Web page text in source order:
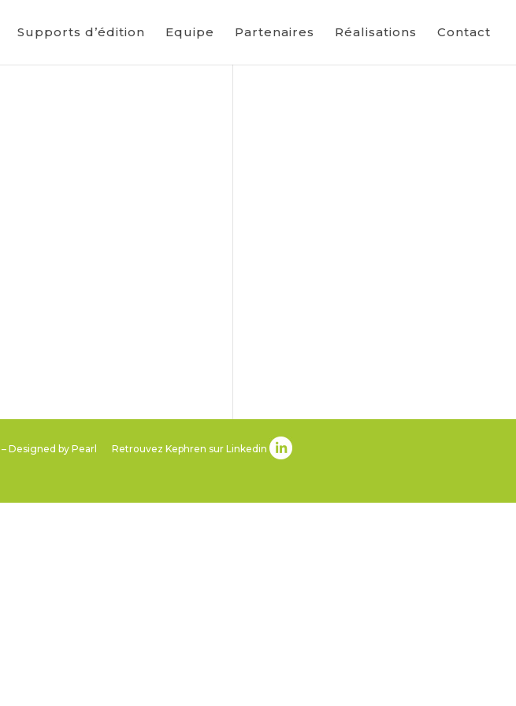
Supports d’édition Equipe Partenaires Réalisations Contact
– Designed byPearl Retrouvez Kephren sur Linkedin